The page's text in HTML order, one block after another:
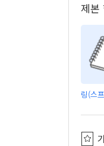
제본